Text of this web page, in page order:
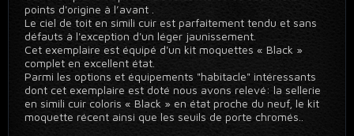
points d'origine à l’avant .
Le ciel de toit en simili cuir est parfaitement tendu et sans
défauts à l'exception d'un léger jaunissement.
Cet exemplaire est équipé d'un kit moquettes « Black »
complet en excellent état.
Parmi les options et équipements "habitacle" intéressants
dont cet exemplaire est doté nous avons relevé: la sellerie
en simili cuir coloris « Black » en état proche du neuf, le kit
moquette récent ainsi que les seuils de porte chromés..